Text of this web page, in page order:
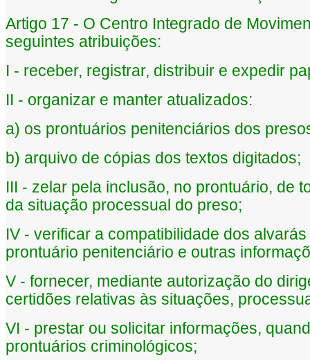
Artigo 17 - O Centro Integrado de
seguintes atribuições:
I - receber, registrar, distribuir e expedir
II - organizar e manter atualizados:
a) os prontuários penitenciários dos
b) arquivo de cópias dos textos digitados;
III - zelar pela inclusão, no prontuário, de
da situação processual do preso;
IV - verificar a compatibilidade dos
prontuário penitenciário e outras
V - fornecer, mediante autorização do
certidões relativas às situações,
VI - prestar ou solicitar informações,
prontuários criminológicos;